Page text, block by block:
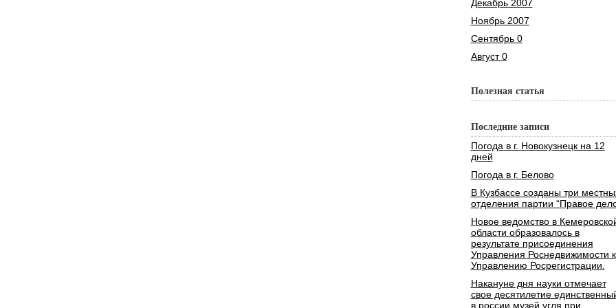
Декабрь 2007
Ноябрь 2007
Сентябрь 0
Август 0
Полезная статья
Последние записи
Погода в г. Новокузнецк на 12
дней
Погода в г. Белово
В Кузбассе созданы три
отделения партии “Правое
Новое ведомство в
области образовалось в
результате присоединения
Управления Роснедвижимости к
Управлению Росрегистрации.
Накануне дня науки отмечает
свое десятилетие
в россии музей угля при